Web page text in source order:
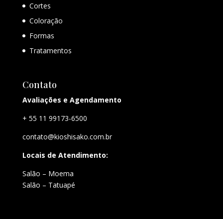
Cortes
Coloração
Formas
Tratamentos
Contato
Avaliações e Agendamento
+ 55 11 99173-6500
contato@kioshisako.com.br
Locais de Atendimento:
Salão – Moema
Salão – Tatuapé